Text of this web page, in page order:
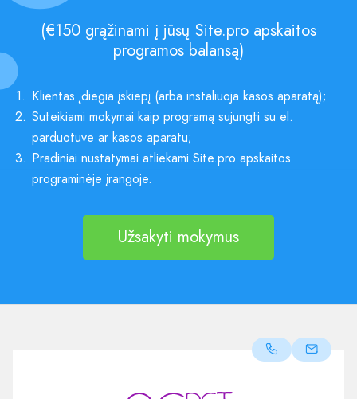
(€150 grąžinami į jūsų Site.pro apskaitos
programos balansą)
1. Klientas įdiegia įskiepį (arba instaliuoja kasos aparatą);
2. Suteikiami mokymai kaip programą sujungti su el.
parduotuve ar kasos aparatu;
3. Pradiniai nustatymai atliekami Site.pro apskaitos
programinėje įrangoje.
Užsakyti mokymus